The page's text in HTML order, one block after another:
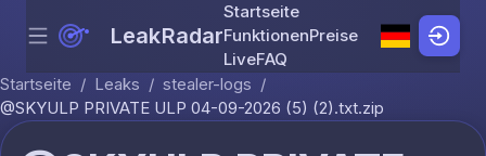
Skip to content
Menu LeakRadar
Startseite
FunktionenPreise
LiveFAQ
Startseite / Leaks / stealer-logs /
@SKYULP PRIVATE ULP 04-09-2026 (5) (2).txt.zip